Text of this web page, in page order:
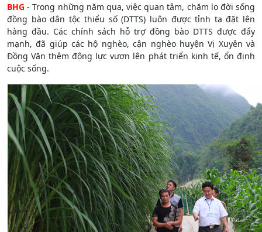
BHG - Trong những năm qua, việc quan tâm, chăm lo đời sống
đồng bào dân tộc thiểu số (DTTS) luôn được tỉnh ta đặt lên
hàng đầu. Các chính sách hỗ trợ đồng bào DTTS được đẩy
mạnh, đã giúp các hộ nghèo, cận nghèo huyện Vị Xuyên và
Đồng Văn thêm động lực vươn lên phát triển kinh tế, ổn định
cuộc sống.